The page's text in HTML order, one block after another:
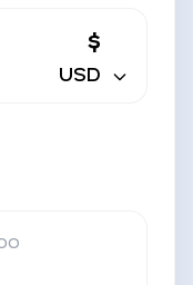
$
USD